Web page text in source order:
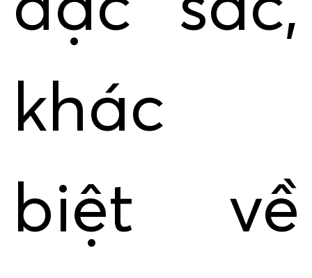
khác
biệt về